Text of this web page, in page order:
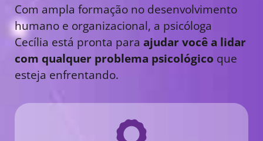
Com ampla formação no desenvolvimento
humano e organizacional, a psicóloga
Cecília está pronta para ajudar você a lidar
com qualquer problema psicológico que
esteja enfrentando.